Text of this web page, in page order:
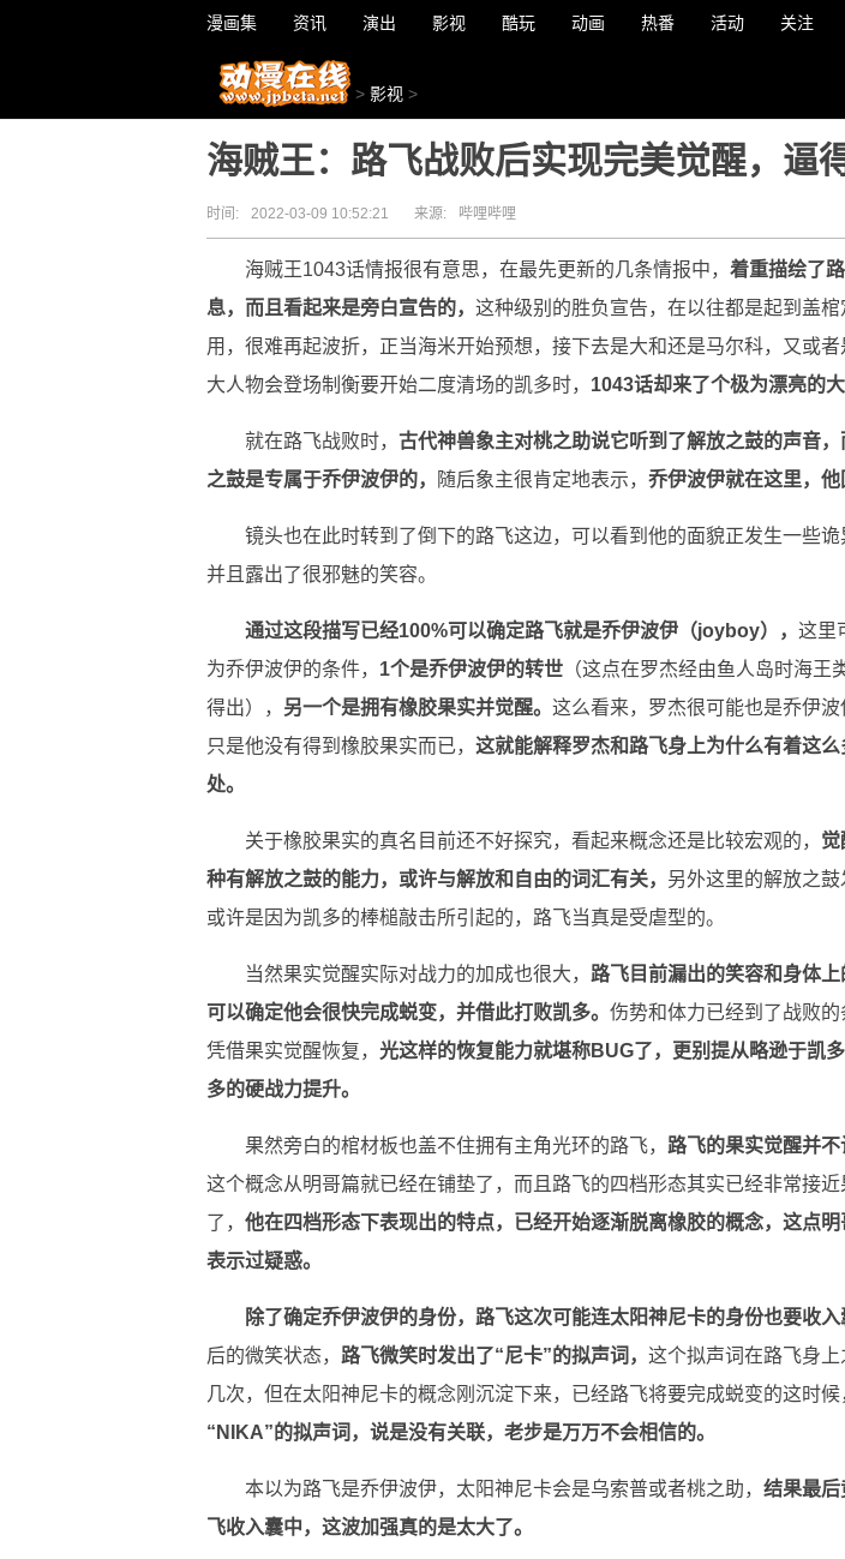
漫画集 资讯 演出 影视 酷玩 动画 热番 活动 关注
> 影视 >
海贼王：路飞战败后实现完美觉醒，逼
时间: 2022-03-09 10:52:21 来源: 哔哩哔哩
海贼王1043话情报很有意思，在最先更新的几条情报中， 着重描绘了
息，而且看起来是旁白宣告的， 这种级别的胜负宣告，在以往都是起到盖棺
用，很难再起波折，正当海米开始预想，接下去是大和还是马尔科，又或
大人物会登场制衡要开始二度清场的凯多时， 1043话却来了个极为漂亮的大
就在路飞战败时， 古代神兽象主对桃之助说它听到了解放之鼓的声音
之鼓是专属于乔伊波伊的，
随后象主很肯定地表示， 乔伊波伊就在这里，他
镜头也在此时转到了倒下的路飞这边，可以看到他的面貌正发生一些诡
并且露出了很邪魅的笑容。
通过这段描写已经100%可以确定路飞就是乔伊波伊（joyboy）， 这里
为乔伊波伊的条件， 1个是乔伊波伊的转世 （这点在罗杰经由鱼人岛时海王
得出）， 另一个是拥有橡胶果实并觉醒。 这么看来，罗杰很可能也是乔伊波
只是他没有得到橡胶果实而已， 这就能解释罗杰和路飞身上为什么有着这么
处。
关于橡胶果实的真名目前还不好探究，看起来概念还是比较宏观的， 觉
种有解放之鼓的能力，或许与解放和自由的词汇有关， 另外这里的解放之鼓
或许是因为凯多的棒槌敲击所引起的，路飞当真是受虐型的。
当然果实觉醒实际对战力的加成也很大， 路飞目前漏出的笑容和身体
可以确定他会很快完成蜕变，并借此打败凯多。 伤势和体力已经到了战败
凭借果实觉醒恢复， 光这样的恢复能力就堪称BUG了，更别提从略逊于凯
多的硬战力提升。
果然旁白的棺材板也盖不住拥有主角光环的路飞， 路飞的果实觉醒并不
这个概念从明哥篇就已经在铺垫了，而且路飞的四档形态其实已经非常接近
了， 他在四档形态下表现出的特点，已经开始逐渐脱离橡胶的概念，这点
表示过疑惑。
除了确定乔伊波伊的身份，路飞这次可能连太阳神尼卡的身份也要收入
后的微笑状态， 路飞微笑时发出了“尼卡”的拟声词， 这个拟声词在路飞身上
几次，但在太阳神尼卡的概念刚沉淀下来，已经路飞将要完成蜕变的这时候
“NIKA”的拟声词，说是没有关联，老步是万万不会相信的。
本以为路飞是乔伊波伊，太阳神尼卡会是乌索普或者桃之助， 结果最后
飞收入囊中，这波加强真的是太大了。